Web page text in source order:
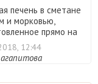
печень в сметане
и морковью,
прямо на
12:44